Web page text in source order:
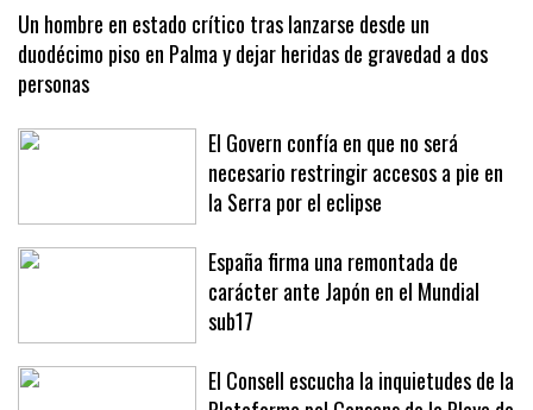
Un hombre en estado crítico tras lanzarse desde un
duodécimo piso en Palma y dejar heridas de gravedad a dos
personas
El Govern confía en que no será
necesario restringir accesos a pie en
la Serra por el eclipse
España firma una remontada de
carácter ante Japón en el Mundial
sub17